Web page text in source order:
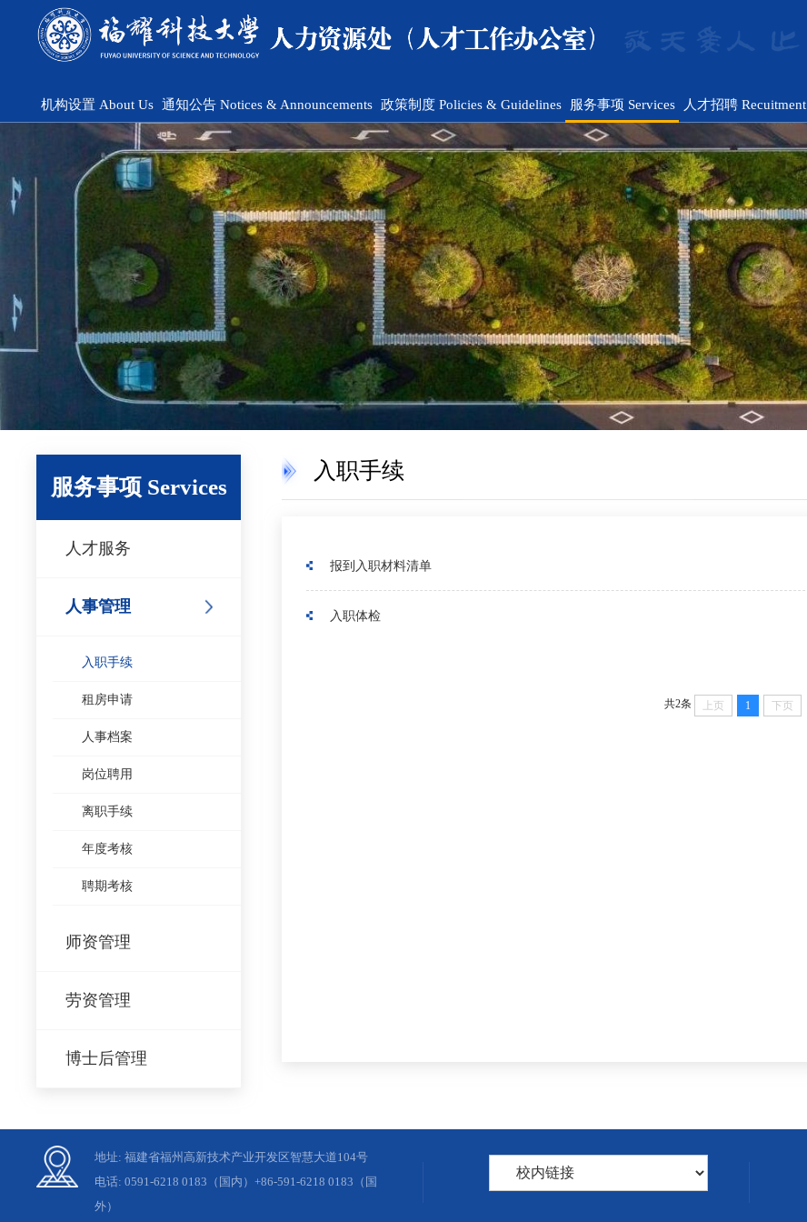
机构设置 About Us 通知公告 Notices & Announcements 政策制度 Policies & Guidelines 服务事项 Services 人才招聘 Recuitment
服务事项 Services
人才服务
人事管理
入职手续
租房申请
人事档案
岗位聘用
离职手续
年度考核
聘期考核
师资管理
劳资管理
博士后管理
入职手续
报到入职材料清单
入职体检
共2条 上页 1 下页
地址: 福建省福州高新技术产业开发区智慧大道104号
电话: 0591-6218 0183（国内）+86-591-6218 0183（国
外）